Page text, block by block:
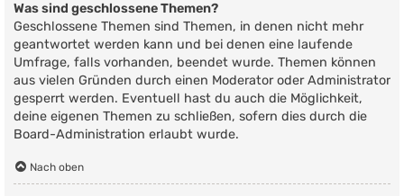
Was sind geschlossene Themen?
Geschlossene Themen sind Themen, in denen nicht mehr
geantwortet werden kann und bei denen eine laufende
Umfrage, falls vorhanden, beendet wurde. Themen können
aus vielen Gründen durch einen Moderator oder Administrator
gesperrt werden. Eventuell hast du auch die Möglichkeit,
deine eigenen Themen zu schließen, sofern dies durch die
Board-Administration erlaubt wurde.
Nach oben